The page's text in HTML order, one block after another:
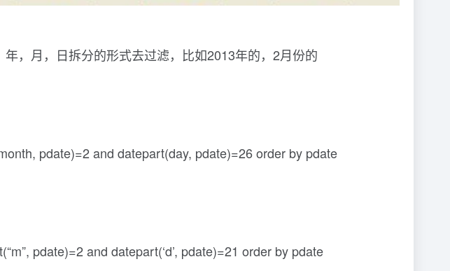
，月，日拆分的形式去过滤，比如2013年的，2月份的
pdate)=2 and datepart(day, pdate)=26 order by pdate
pdate)=2 and datepart(‘d’, pdate)=21 order by pdate